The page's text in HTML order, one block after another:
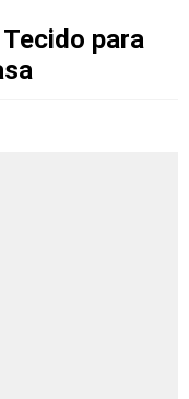
para